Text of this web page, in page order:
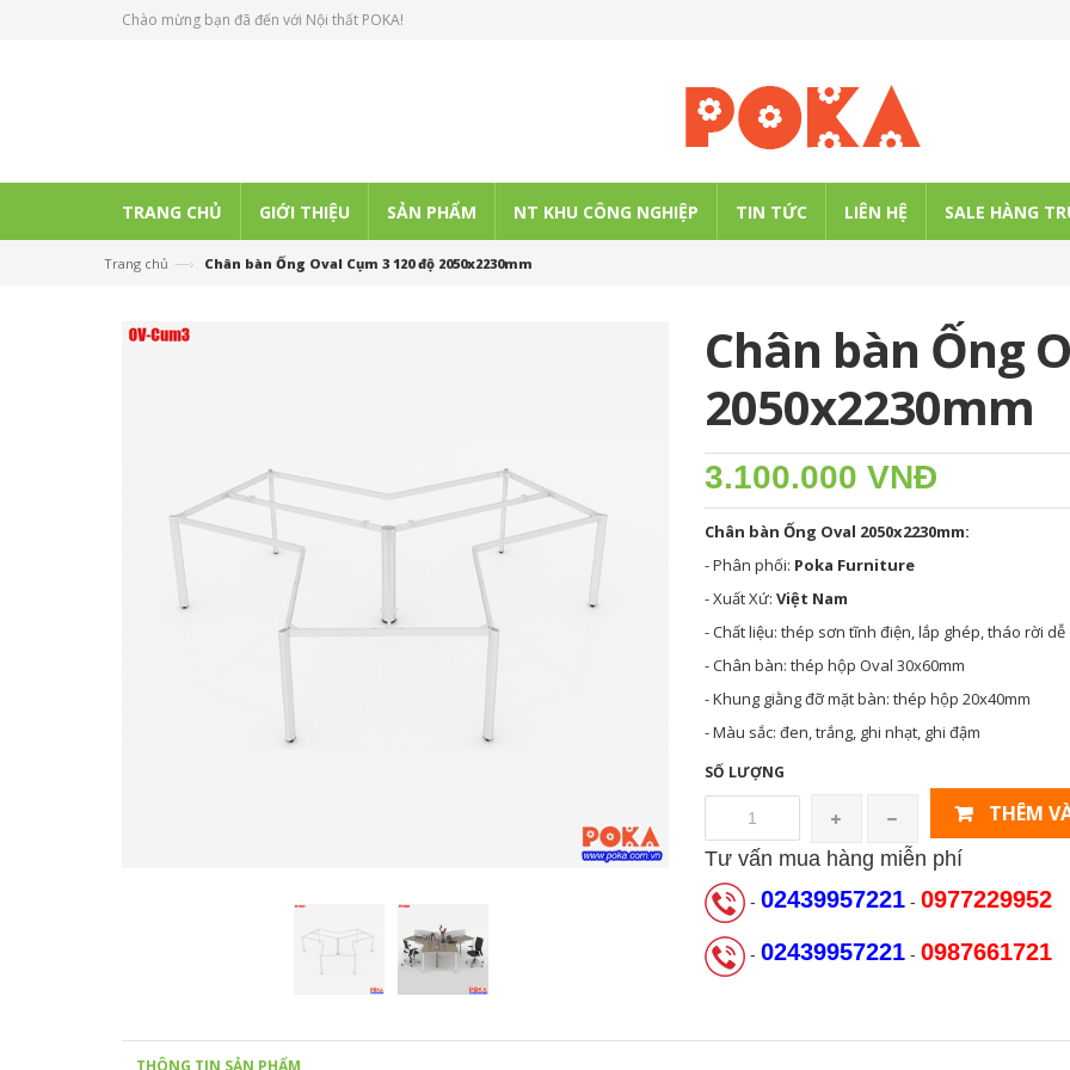
Chào mừng bạn đã đến với Nội thất POKA!
TRANG CHỦ GIỚI THIỆU SẢN PHẨM NT KHU CÔNG NGHIỆP TIN TỨC LIÊN HỆ SALE HÀNG
Trang chủ —› Chân bàn Ống Oval Cụm 3 120 độ 2050x2230mm
Chân bàn Ống
2050x2230mm
3.100.000 VNĐ
Chân bàn Ống Oval 2050x2230mm:
- Phân phối: Poka Furniture
- Xuất Xứ: Việt Nam
- Chất liệu: thép sơn tĩnh điện, lắp ghép, tháo rời dễ
- Chân bàn: thép hộp Oval 30x60mm
- Khung giằng đỡ mặt bàn: thép hộp 20x40mm
- Màu sắc: đen, trắng, ghi nhạt, ghi đậm
SỐ LƯỢNG
THÊM
Tư vấn mua hàng miễn phí
- 02439957221- 0977229952
- 02439957221- 0987661721
THÔNG TIN SẢN PHẨM